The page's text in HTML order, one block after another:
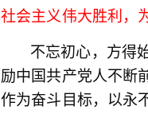
社会主义伟大胜利，
不忘初心，方得
励中国共产党人不断
作为奋斗目标，以永